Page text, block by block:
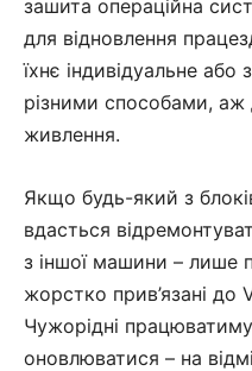
зашита операційна
для відновлення
їхнє індивідуальне
різними способами, аж
живлення.
Якщо будь-який з
вдасться
з іншої машини – лише
жорстко прив’язані до
Чужорідні
оновлюватися – на